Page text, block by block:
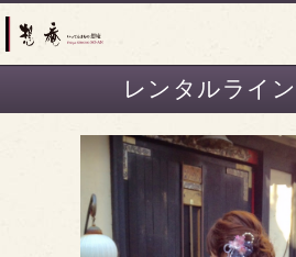
レンタルライ